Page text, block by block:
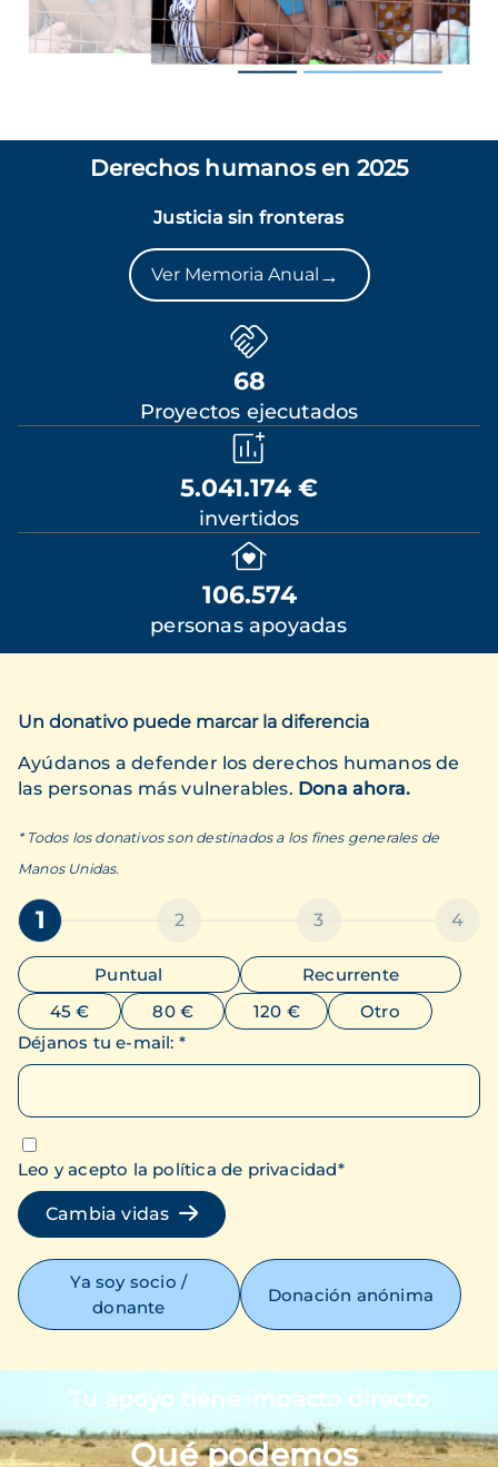
Derechos humanos en 2025
Justicia sin fronteras
Ver Memoria Anual →
68
Proyectos ejecutados
5.041.174 €
invertidos
106.574
personas apoyadas
Un donativo puede marcar la diferencia
Ayúdanos a defender los derechos humanos de
las personas más vulnerables. Dona ahora.
* Todos los donativos son destinados a los fines generales de
Manos Unidas.
1 2 3 4
Puntual
Recurrente
45 €
80 € 120 €
Otro
Déjanos tu e-mail: *
Leo y acepto la política de privacidad*
Cambia vidas
Ya soy socio /
donante
Donación anónima
Tu apoyo tiene impacto directo
Qué podemos